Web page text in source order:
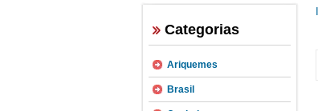
Categorias
Ariquemes
Brasil